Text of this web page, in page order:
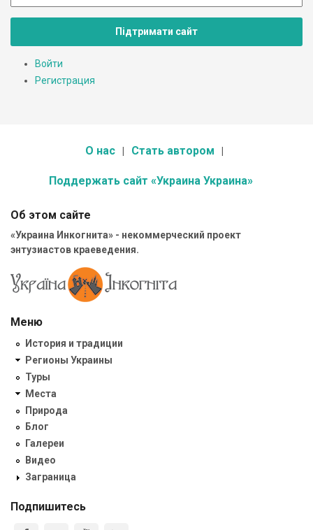
Підтримати сайт
Войти
Регистрация
О нас Стать автором
Поддержать сайт «Украина Украина»
Об этом сайте
«Украина Инкогнита» - некоммерческий проект
энтузиастов краеведения.
Меню
История и традиции
Регионы Украины
Туры
Места
Природа
Блог
Галереи
Видео
Заграница
Подпишитесь